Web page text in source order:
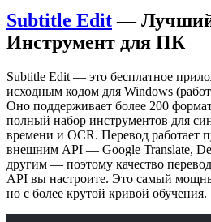
Subtitle Edit— Лучший
Инструмент для ПК
Subtitle Edit — это бесплатное
исходным кодом для Windows
Оно поддерживает более 200
полный набор инструментов для
времени и OCR. Перевод работает
внешним API — Google Translate,
другим — поэтому качество
API вы настроите. Это самый
но с более крутой кривой обучения.